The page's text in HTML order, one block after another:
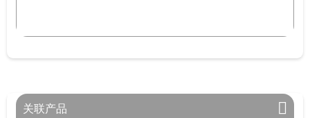
关联产品